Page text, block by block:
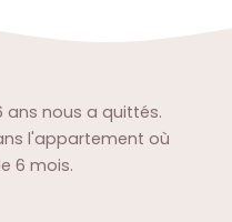
ans nous a quittés.
l'appartement où
6 mois.